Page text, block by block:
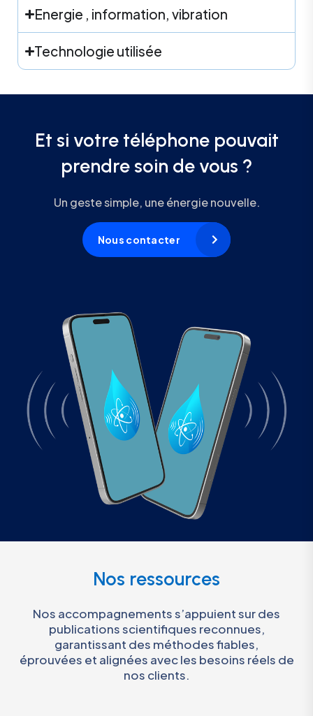
Energie , information, vibration
Technologie utilisée
Et si votre téléphone pouvait
prendre soin de vous ?
Un geste simple, une énergie nouvelle.
Nous contacter
Nos ressources
Nos accompagnements s’appuient sur des
publications scientifiques reconnues,
garantissant des méthodes fiables,
éprouvées et alignées avec les besoins réels de
nos clients.